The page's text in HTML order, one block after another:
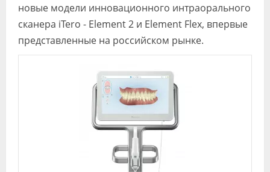
новые модели инновационного интраорального
сканера iTero - Element 2 и Element Flex, впервые
представленные на российском рынке.